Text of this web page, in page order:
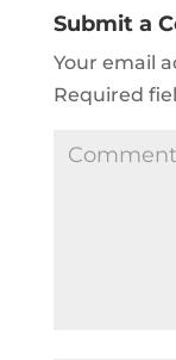
Submit a
Your email
Required